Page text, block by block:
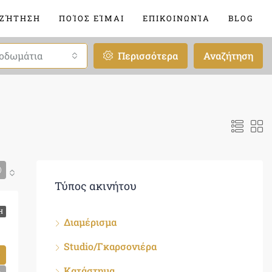
ΠΟΊΟΣ ΕΊΜΑΙ ΕΠΙΚΟΙΝΩΝΊΑ BLOG
Περισσότερα Αναζήτηση
τ.μ., €280
Τύπος ακινήτου
Διαμέρισμα
Studio/Γκαρσονιέρα